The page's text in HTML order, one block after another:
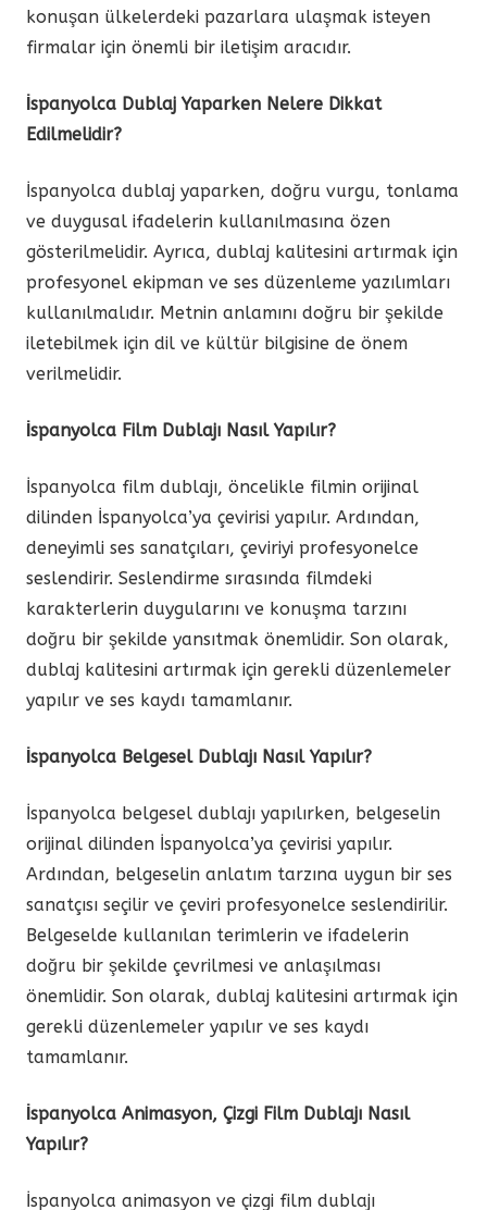
konuşan ülkelerdeki pazarlara ulaşmak isteyen
firmalar için önemli bir iletişim aracıdır.
İspanyolca Dublaj Yaparken Nelere Dikkat
Edilmelidir?
İspanyolca dublaj yaparken, doğru vurgu, tonlama
ve duygusal ifadelerin kullanılmasına özen
gösterilmelidir. Ayrıca, dublaj kalitesini artırmak için
profesyonel ekipman ve ses düzenleme yazılımları
kullanılmalıdır. Metnin anlamını doğru bir şekilde
iletebilmek için dil ve kültür bilgisine de önem
verilmelidir.
İspanyolca Film Dublajı Nasıl Yapılır?
İspanyolca film dublajı, öncelikle filmin orijinal
dilinden İspanyolca’ya çevirisi yapılır. Ardından,
deneyimli ses sanatçıları, çeviriyi profesyonelce
seslendirir. Seslendirme sırasında filmdeki
karakterlerin duygularını ve konuşma tarzını
doğru bir şekilde yansıtmak önemlidir. Son olarak,
dublaj kalitesini artırmak için gerekli düzenlemeler
yapılır ve ses kaydı tamamlanır.
İspanyolca Belgesel Dublajı Nasıl Yapılır?
İspanyolca belgesel dublajı yapılırken, belgeselin
orijinal dilinden İspanyolca’ya çevirisi yapılır.
Ardından, belgeselin anlatım tarzına uygun bir ses
sanatçısı seçilir ve çeviri profesyonelce seslendirilir.
Belgeselde kullanılan terimlerin ve ifadelerin
doğru bir şekilde çevrilmesi ve anlaşılması
önemlidir. Son olarak, dublaj kalitesini artırmak için
gerekli düzenlemeler yapılır ve ses kaydı
tamamlanır.
İspanyolca Animasyon, Çizgi Film Dublajı Nasıl
Yapılır?
İspanyolca animasyon ve çizgi film dublajı